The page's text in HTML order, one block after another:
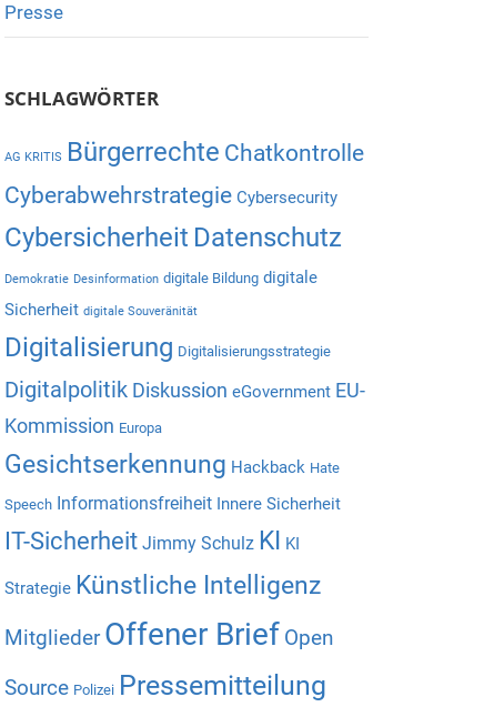
Presse
SCHLAGWÖRTER
AG KRITIS Bürgerrechte Chatkontrolle
Cyberabwehrstrategie Cybersecurity
Cybersicherheit Datenschutz
Demokratie Desinformation digitale Bildung digitale
Sicherheit digitale Souveränität
Digitalisierung Digitalisierungsstrategie
Digitalpolitik Diskussion eGovernment EU-
Kommission Europa
Gesichtserkennung Hackback Hate
Speech Informationsfreiheit Innere Sicherheit
IT-Sicherheit Jimmy Schulz KI KI
Strategie Künstliche Intelligenz
Mitglieder Offener Brief Open
Source Polizei Pressemitteilung